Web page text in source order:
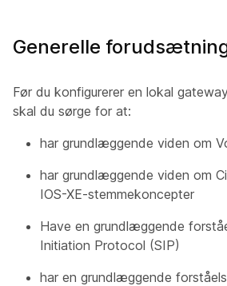
Generelle
Før du konfigurerer en lokal
skal du sørge for at:
har grundlæggende viden om
har grundlæggende viden om
IOS-XE-stemmekoncepter
Have en grundlæggende
Initiation Protocol (SIP)
har en grundlæggende